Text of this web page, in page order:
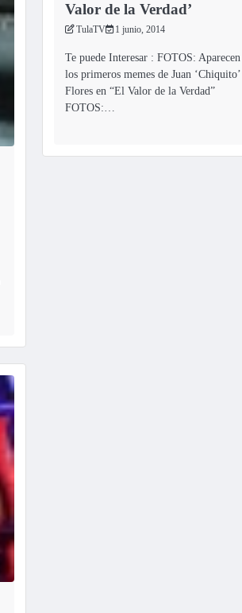
Valor de la Verdad’
TulaTV 1 junio, 2014
Te puede Interesar : FOTOS: Aparecen
los primeros memes de Juan ‘Chiquito’
Flores en “El Valor de la Verdad”
FOTOS:…